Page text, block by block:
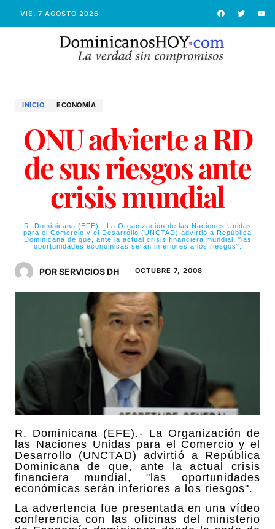
VIE, 7 AGOSTO 2026
INICIO ECONOMÍ­A
ONU advierte a RD
de sus riesgos ante
crisis mundial
R. Dominicana (EFE).- La Organización de las Naciones Unidas
para el Comercio y el Desarrollo (UNCTAD) advirtió a República
Dominicana de que, ante la actual crisis financiera mundial, "las
oportunidades económicas serán inferiores a los riesgos".
POR SERVICIOS DH OCTUBRE 7, 2008
R. Dominicana (EFE).- La Organización de
las Naciones Unidas para el Comercio y el
Desarrollo (UNCTAD) advirtió a República
Dominicana de que, ante la actual crisis
financiera mundial, "las oportunidades
económicas serán inferiores a los riesgos".
La advertencia fue presentada en una vídeo
conferencia con las oficinas del ministerio